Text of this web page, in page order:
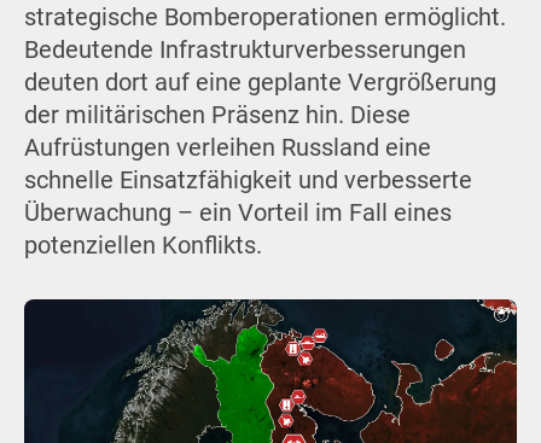
strategische Bomberoperationen ermöglicht.
Bedeutende Infrastrukturverbesserungen
deuten dort auf eine geplante Vergrößerung
der militärischen Präsenz hin. Diese
Aufrüstungen verleihen Russland eine
schnelle Einsatzfähigkeit und verbesserte
Überwachung – ein Vorteil im Fall eines
potenziellen Konflikts.